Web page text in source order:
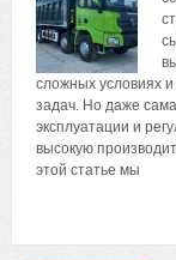
сложных условиях
задач. Но даже
эксплуатации и
высокую
этой статье мы